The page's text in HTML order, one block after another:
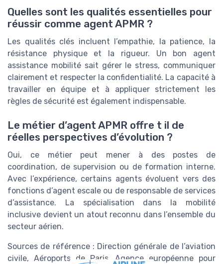
Quelles sont les qualités essentielles pour
réussir comme agent APMR ?
Les qualités clés incluent l’empathie, la patience, la
résistance physique et la rigueur. Un bon agent
assistance mobilité sait gérer le stress, communiquer
clairement et respecter la confidentialité. La capacité à
travailler en équipe et à appliquer strictement les
règles de sécurité est également indispensable.
Le métier d’agent APMR offre t il de
réelles perspectives d’évolution ?
Oui, ce métier peut mener à des postes de
coordination, de supervision ou de formation interne.
Avec l’expérience, certains agents évoluent vers des
fonctions d’agent escale ou de responsable de services
d’assistance. La spécialisation dans la mobilité
inclusive devient un atout reconnu dans l’ensemble du
secteur aérien.
Sources de référence : Direction générale de l’aviation
civile, Aéroports de Paris, Agence européenne pour